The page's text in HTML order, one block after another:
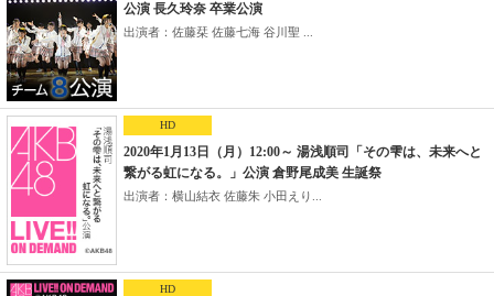
公演 長久玲奈 卒業公演
出演者：佐藤栞 佐藤七海 谷川聖 ...
HD
2020年1月13日（月）12:00～ 湯浅順司「その雫は、未来へと
繋がる虹になる。」公演 倉野尾成美 生誕祭
出演者：横山結衣 佐藤朱 小田えり...
HD